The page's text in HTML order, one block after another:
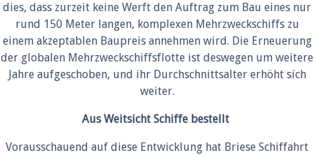
dies, dass zurzeit keine Werft den Auftrag zum Bau eines nur
rund 150 Meter langen, komplexen Mehrzweckschiffs zu
einem akzeptablen Baupreis annehmen wird. Die Erneuerung
der globalen Mehrzweckschiffsflotte ist deswegen um weitere
Jahre aufgeschoben, und ihr Durchschnittsalter erhöht sich
weiter.
Aus Weitsicht Schiffe bestellt
Vorausschauend auf diese Entwicklung hat Briese Schiffahrt